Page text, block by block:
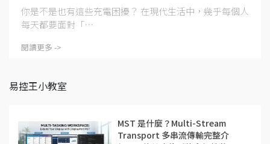
你是不是也有這些充電困擾？ 在現代生活中，幾乎每個人
每天都要面對「⋯
閱讀更多 ->
易控王小教室
MST 是什麼？Multi-Stream
Transport 多串流傳輸完整介